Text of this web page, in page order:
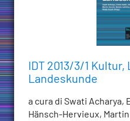
IDT 2013/3/1
Landeskunde
a cura di Swati Acharya,
Hänsch-Hervieux,